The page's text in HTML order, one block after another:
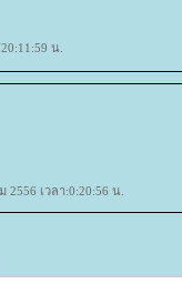
น.
เวลา:0:20:56 น.